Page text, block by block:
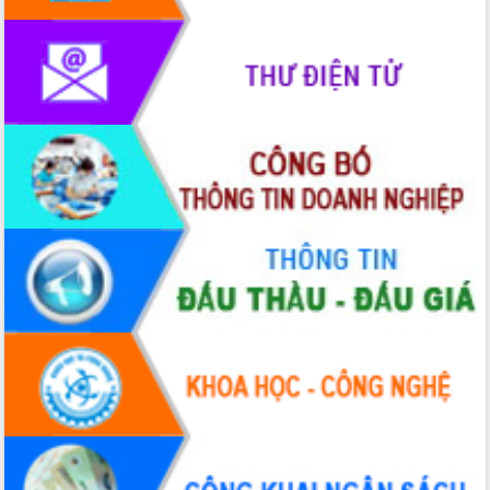
mặt Đoàn chuyên gia y tế TP. Hồ Chí
Minh
Lễ truy điệu và an táng hài cốt liệt sĩ
tại Nghĩa trang Liệt sĩ xã Sơn Hòa
Bàn giải pháp tháo gỡ khó khăn trong
xuất khẩu sầu riêng và triển khai quy
định EUDR
Thứ trưởng Bộ Nông nghiệp và Môi
trường Nguyễn Hoàng Hiệp khảo sát
vùng trồng và doanh nghiệp đóng gói
sầu riêng tại Đắk Lắk
Trình diễn nghệ thuật chế biến các
món ăn từ sầu riêng
Đắk Lắk công bố Quy hoạch và xúc
tiến đầu tư tỉnh
Ngành cá ngừ Đắk Lắk chủ động thích
ứng để giữ vững thị trường xuất khẩu
Diễn đàn Kinh tế tư nhân Việt Nam đột
phá cơ chế - Hợp tác công tư
Đề án 06 tạo bước ngoặt đột phá trong